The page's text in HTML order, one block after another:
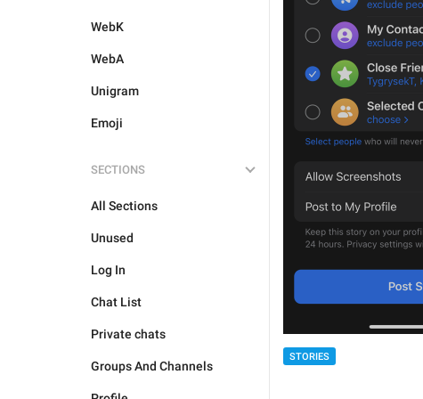
WebK
WebA
Unigram
Emoji
SECTIONS
All Sections
Unused
Log In
Chat List
Private chats
Groups And Channels
STORIES